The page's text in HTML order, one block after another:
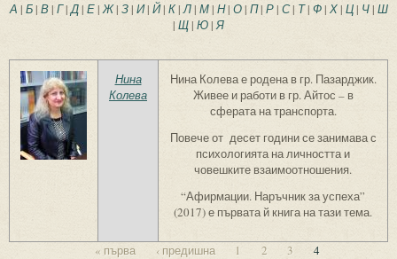
А | Б| В| Г|Д| Е|Ж| З| И| Й| К |Л| М | Н| О| П | Р| С| Т| Ф| Х| Ц| Ч| Ш
| Щ | Ю|Я
Нина
Колева
Нина Колева е родена в гр. Пазарджик.
Живее и работи в гр. Айтос – в
сферата на транспорта.
Повече от десет години се занимава с
психологията на личността и
човешките взаимоотношения.
“Афирмации. Наръчник за успеха”
(2017) е първата й книга на тази тема.
« първа ‹ предишна 1 2 3 4